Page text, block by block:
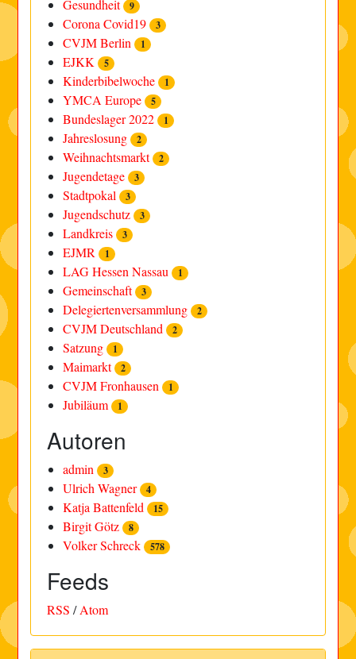
Gesundheit 9
Corona Covid19 3
CVJM Berlin 1
EJKK 5
Kinderbibelwoche 1
YMCA Europe 5
Bundeslager 2022 1
Jahreslosung 2
Weihnachtsmarkt 2
Jugendetage 3
Stadtpokal 3
Jugendschutz 3
Landkreis 3
EJMR 1
LAG Hessen Nassau 1
Gemeinschaft 3
Delegiertenversammlung 2
CVJM Deutschland 2
Satzung 1
Maimarkt 2
CVJM Fronhausen 1
Jubiläum 1
Autoren
admin 3
Ulrich Wagner 4
Katja Battenfeld 15
Birgit Götz 8
Volker Schreck 578
Feeds
RSS /Atom